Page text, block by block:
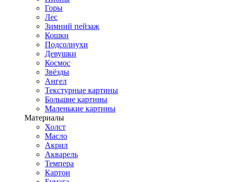
Горы
Лес
Зимний пейзаж
Кошки
Подсолнухи
Девушки
Космос
Звёзды
Ангел
Текстурные картины
Большие картины
Маленькие картины
Материалы
Холст
Масло
Акрил
Акварель
Темпера
Картон